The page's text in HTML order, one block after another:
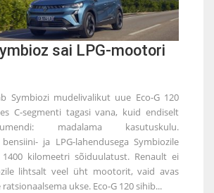
sai LPG-mootori
Symbiozi mudelivalikut uue Eco-G 120
C-segmenti tagasi vana, kuid endiselt
madalama kasutuskulu.
ja LPG-lahendusega Symbiozile
kilomeetri sõiduulatust. Renault ei
lihtsalt veel üht mootorit, vaid avas
ukse. Eco-G 120 sihib...